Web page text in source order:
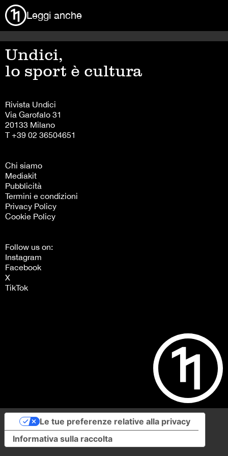
Leggi anche
Undici,
lo sport è cultura
Rivista Undici
Via Garofalo 31
20133 Milano
T +39 02 36504651
Chi siamo
Mediakit
Pubblicità
Termini e condizioni
Privacy Policy
Cookie Policy
Follow us on:
Instagram
Facebook
X
TikTok
Informativa sulla raccolta
Le tue preferenze relative alla privacy